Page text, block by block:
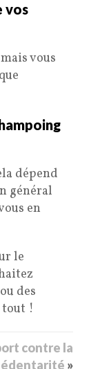
vos
vous
dépend
général
en
le
des
tout !
contre la
»